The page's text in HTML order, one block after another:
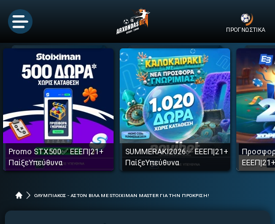
ΠΡΟΓΝΩΣΤΙΚΑ
Promo STX500✅ ΕΕΕΠ|21+
ΠαίξεΥπεύθυνα
SUMMERAKI2026✅ ΕΕΕΠ|21+
ΠαίξεΥπεύθυνα
ΟΛΥΜΠΙΑΚΟΣ - ΑΣΤΟΝ ΒΙΛΑ ΜΕ STOIXIMAN MASTER ΓΙΑ ΤΗΝ ΠΡΟΚΡΙΣΗ!